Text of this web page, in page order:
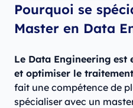
Pourquoi se
Master en Data
Le Data Engineering est
et optimiser le
fait une compétence de
spécialiser avec un